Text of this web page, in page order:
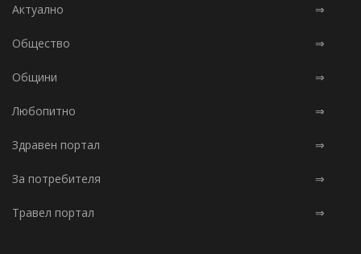
Актуално ⇒
Общество ⇒
Общини ⇒
Любопитно ⇒
Здравен портал ⇒
За потребителя ⇒
Травел портал ⇒